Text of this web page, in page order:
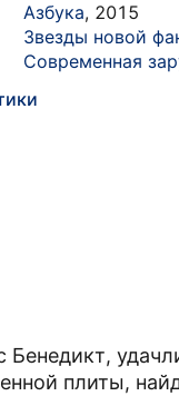
Азбука, 2015
Звезды новой
Современная
плиты,